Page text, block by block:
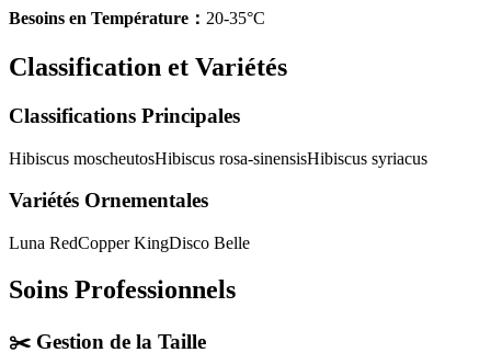
Besoins en Température ： 20-35°C
Classification et Variétés
Classifications Principales
Hibiscus moscheutosHibiscus rosa-sinensisHibiscus syriacus
Variétés Ornementales
Luna RedCopper KingDisco Belle
Soins Professionnels
✂️ Gestion de la Taille